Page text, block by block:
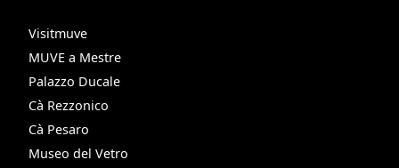
Visitmuve
MUVE a Mestre
Palazzo Ducale
Cà Rezzonico
Cà Pesaro
Museo del Vetro